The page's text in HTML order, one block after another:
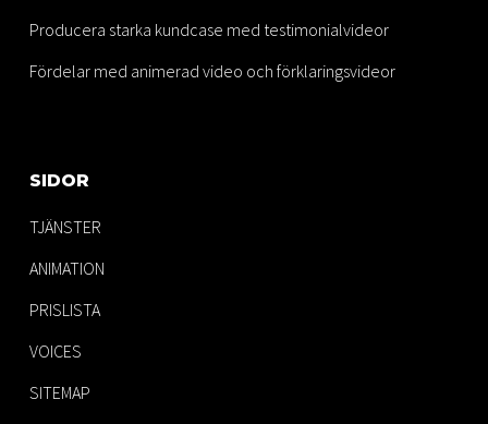
Producera starka kundcase med testimonialvideor
Fördelar med animerad video och förklaringsvideor
SIDOR
TJÄNSTER
ANIMATION
PRISLISTA
VOICES
SITEMAP